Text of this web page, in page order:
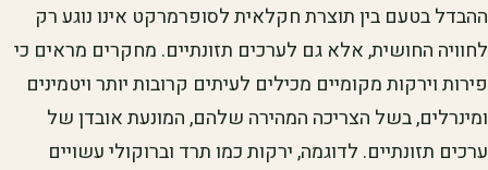
ההבדל בטעם בין תוצרת חקלאית לסופרמרקט אינו נוגע רק
לחוויה החושית, אלא גם לערכים תזונתיים. מחקרים מראים כי
פירות וירקות מקומיים מכילים לעיתים קרובות יותר ויטמינים
ומינרלים, בשל הצריכה המהירה שלהם, המונעת אובדן של
ערכים תזונתיים. לדוגמה, ירקות כמו תרד וברוקולי עשויים